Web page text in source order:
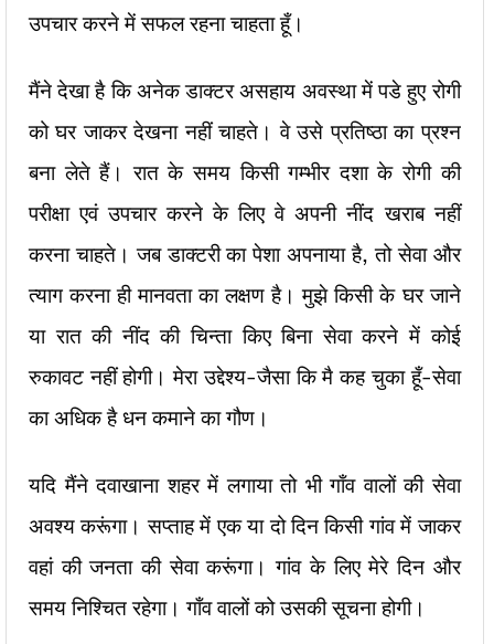
उपचार करने में सफल रहना चाहता हूँ।
मैंने देखा है कि अनेक डाक्टर असहाय अवस्था में पडे हुए रोगी
को घर जाकर देखना नहीं चाहते। वे उसे प्रतिष्ठा का प्रश्न
बना लेते हैं। रात के समय किसी गम्भीर दशा के रोगी की
परीक्षा एवं उपचार करने के लिए वे अपनी नींद खराब नहीं
करना चाहते। जब डाक्टरी का पेशा अपनाया है, तो सेवा और
त्याग करना ही मानवता का लक्षण है। मुझे किसी के घर जाने
या रात की नींद की चिन्ता किए बिना सेवा करने में कोई
रुकावट नहीं होगी। मेरा उद्देश्य-जैसा कि मै कह चुका हूँ-सेवा
का अधिक है धन कमाने का गौण।
यदि मैंने दवाखाना शहर में लगाया तो भी गाँव वालों की सेवा
अवश्य करूंगा। सप्ताह में एक या दो दिन किसी गांव में जाकर
वहां की जनता की सेवा करूंगा। गांव के लिए मेरे दिन और
समय निश्चित रहेगा। गाँव वालों को उसकी सूचना होगी।